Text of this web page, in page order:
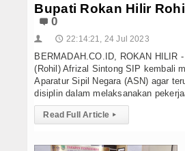
Bupati Rokan Hilir
0
👤 🕔 22:14:21, 24 Jul 2023
BERMADAH.CO.ID, ROKAN HILIR
(Rohil) Afrizal Sintong SIP kembali
Aparatur Sipil Negara (ASN) agar
disiplin dalam melaksanakan
Read Full Article ▸